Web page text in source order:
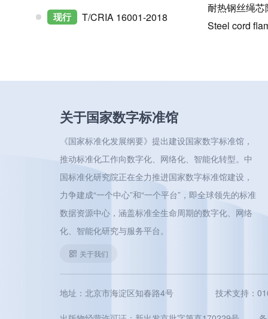
现行 T/CRIA 16001-2018
耐热钢丝绳
Steel cord
关于国家数字标准馆
《国家标准化发展纲要》提出建设国家数字标准馆，
推动标准化工作向数字化、网络化、智能化转型。中
国标准化研究院正在全力推进国家数字标准馆建设，
力争建成“一个中心”和“一个平台”，即全球领先的标准
数据资源中心，涵盖标准全生命周期的数字化、网络
化、智能化研究与服务平台。
关于我们
地址：北京市海淀区知春路4号 技术支持：